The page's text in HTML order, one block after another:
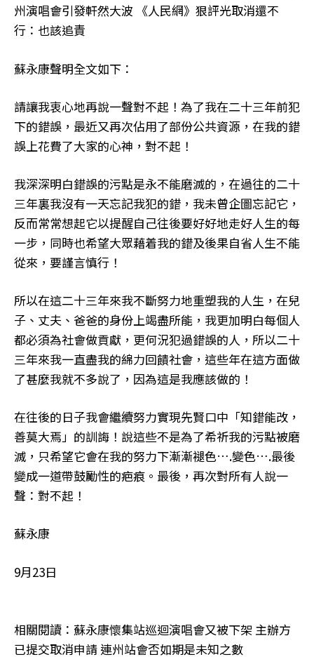
州演唱會引發軒然大波 《人民網》狠評光取消還不
行：也該追責
蘇永康聲明全文如下：
請讓我衷心地再說一聲對不起！為了我在二十三年前犯
下的錯誤，最近又再次佔用了部份公共資源，在我的錯
誤上花費了大家的心神，對不起！
我深深明白錯誤的污點是永不能磨滅的，在過往的二十
三年裏我沒有一天忘記我犯的錯，我未曾企圖忘記它，
反而常常想起它以提醒自己往後要好好地走好人生的每
一步，同時也希望大眾藉着我的錯及後果自省人生不能
從來，要謹言慎行！
所以在這二十三年來我不斷努力地重塑我的人生，在兒
子、丈夫、爸爸的身份上竭盡所能，我更加明白每個人
都必須為社會做貢獻，更何況犯過錯誤的人，所以二十
三年來我一直盡我的綿力回饋社會，這些年在這方面做
了甚麼我就不多說了，因為這是我應該做的！
在往後的日子我會繼續努力實現先賢口中「知錯能改，
善莫大焉」的訓誨！說這些不是為了希祈我的污點被磨
滅，只希望它會在我的努力下漸漸褪色….變色….最後
變成一道帶鼓勵性的疤痕。最後，再次對所有人說一
聲：對不起！
蘇永康
9月23日
相關閱讀：蘇永康懷集站巡迴演唱會又被下架 主辦方
已提交取消申請 連州站會否如期是未知之數